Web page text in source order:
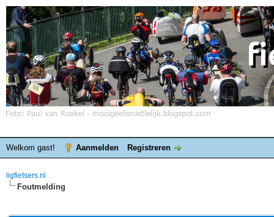
Welkom gast! Aanmelden Registreren
ligfietsers.nl
Foutmelding